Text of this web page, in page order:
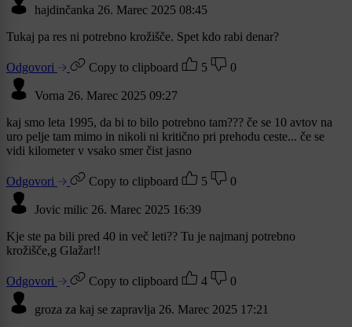
hajdinčanka 26. Marec 2025 08:45
Tukaj pa res ni potrebno krožišče. Spet kdo rabi denar?
Odgovori Copy to clipboard 5 0
Vorna 26. Marec 2025 09:27
kaj smo leta 1995, da bi to bilo potrebno tam??? če se 10 avtov na
uro pelje tam mimo in nikoli ni kritično pri prehodu ceste... če se
vidi kilometer v vsako smer čist jasno
Odgovori Copy to clipboard 5 0
Jovic milic 26. Marec 2025 16:39
Kje ste pa bili pred 40 in več leti?? Tu je najmanj potrebno
krožišče,g Glažar!!
Odgovori Copy to clipboard 4 0
groza za kaj se zapravlja 26. Marec 2025 17:21